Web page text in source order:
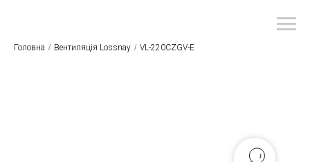
Головна / Вентиляція Lossnay / VL-220CZGV-E